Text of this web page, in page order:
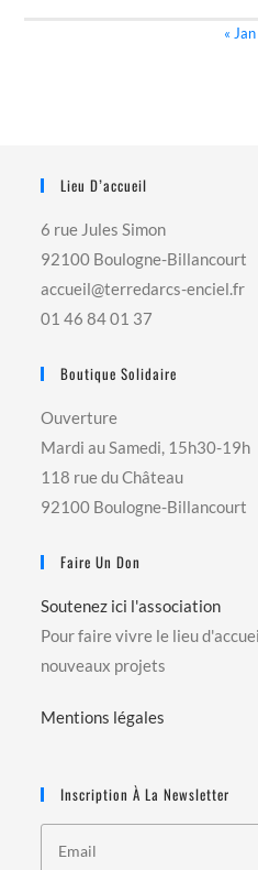
« Jan
Lieu D’accueil
6 rue Jules Simon
92100 Boulogne-Billancourt
accueil@terredarcs-enciel.fr
01 46 84 01 37
Boutique Solidaire
Ouverture
Mardi au Samedi, 15h30-19h
118 rue du Château
92100 Boulogne-Billancourt
Faire Un Don
Soutenez ici l'association
Pour faire vivre le lieu
nouveaux projets
Mentions légales
Inscription À La Newsletter